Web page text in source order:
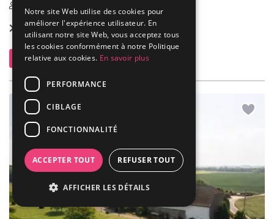
Forfait dès 70 € / pers.
Contacter
Notre site Web utilise des cookies pour
améliorer l'expérience utilisateur. En
utilisant notre site Web, vous acceptez tous
les cookies conformément à notre Politique
relative aux cookies. En savoir plus
PERFORMANCE
CIBLAGE
FONCTIONNALITÉ
ACCEPTER TOUT REFUSER TOUT
AFFICHER LES DÉTAILS